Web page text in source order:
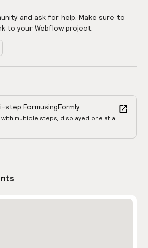
and ask for help. Make sure to
to your Webflow project.
step FormusingFormly
multiple steps, displayed one at a